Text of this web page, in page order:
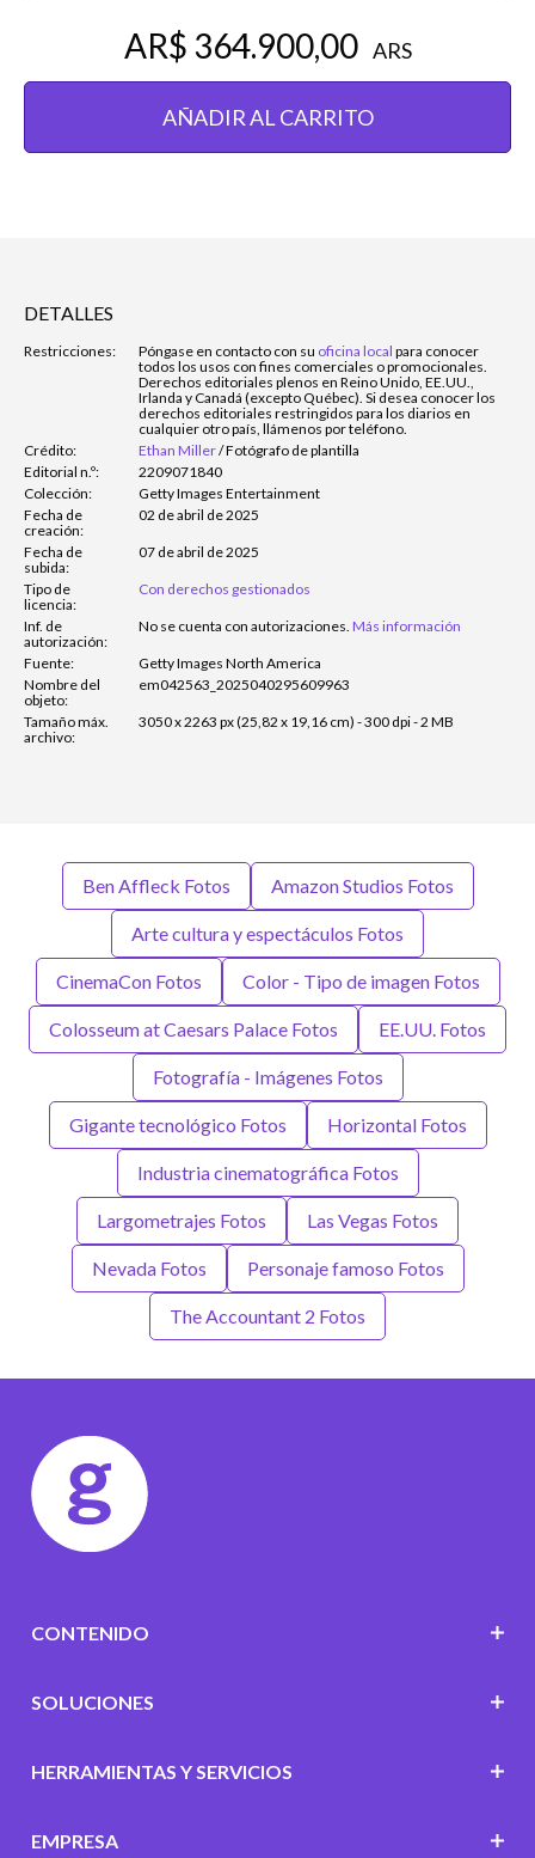
AR$ 364.900,00 ARS
AÑADIR AL CARRITO
DETALLES
Restricciones: Póngase en contacto con su oficina local para conocer
todos los usos con fines comerciales o promocionales.
Derechos editoriales plenos en Reino Unido, EE.UU.,
Irlanda y Canadá (excepto Québec). Si desea conocer los
derechos editoriales restringidos para los diarios en
cualquier otro país, llámenos por teléfono.
Crédito:
Ethan Miller/Fotógrafo de plantilla
Editorial n.º:
2209071840
Colección:
Getty Images Entertainment
Fecha de
creación:
02 de abril de 2025
Fecha de
subida:
07 de abril de 2025
Tipo de
licencia:
Con derechos gestionados
Inf. de
autorización:
No se cuenta con autorizaciones. Más información
Fuente:
Getty Images North America
Nombre del
objeto:
em042563_2025040295609963
Tamaño máx.
archivo:
3050 x 2263 px (25,82 x 19,16 cm) - 300 dpi - 2 MB
Ben Affleck Fotos Amazon Studios Fotos
Arte cultura y espectáculos Fotos
CinemaCon Fotos Color - Tipo de imagen Fotos
Colosseum at Caesars Palace Fotos EE.UU. Fotos
Fotografía - Imágenes Fotos
Gigante tecnológico Fotos Horizontal Fotos
Industria cinematográfica Fotos
Largometrajes Fotos Las Vegas Fotos
Nevada Fotos Personaje famoso Fotos
The Accountant 2 Fotos
CONTENIDO
SOLUCIONES
HERRAMIENTAS Y SERVICIOS
EMPRESA